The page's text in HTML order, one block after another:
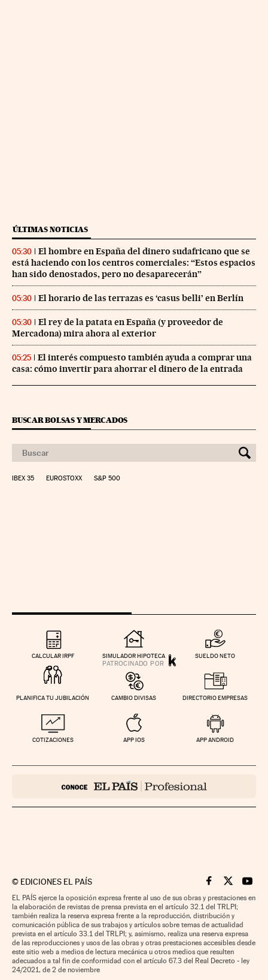
ÚLTIMAS NOTICIAS
05:30
El hombre en España del dinero sudafricano que se
está haciendo con los centros comerciales: “Estos espacios
han sido denostados, pero no desaparecerán”
05:30 El horario de las terrazas es ‘casus belli’ en Berlín
05:30
El rey de la patata en España (y proveedor de
Mercadona) mira ahora al exterior
05:25
El interés compuesto también ayuda a comprar una
casa: cómo invertir para ahorrar el dinero de la entrada
BUSCAR BOLSAS Y MERCADOS
IBEX 35 EUROSTOXX S&P 500
CALCULAR IRPF SIMULADOR HIPOTECA SUELDO NETO
PLANIFICA TU JUBILACIÓN CAMBIO DIVISAS DIRECTORIO EMPRESAS
COTIZACIONES APP IOS APP ANDROID
© EDICIONES EL PAÍS Cinco Días en
Cinco Días
Cinco
EL PAÍS ejerce la oposición expresa frente al uso de sus obras y prestaciones en
la elaboración de revistas de prensa prevista en el artículo 32.1 del TRLPI;
también realiza la reserva expresa frente a la reproducción, distribución y
comunicación pública de sus trabajos y artículos sobre temas de actualidad
prevista en el artículo 33.1 del TRLPI; y, asimismo, realiza una reserva expresa
de las reproducciones y usos de las obras y otras prestaciones accesibles desde
este sitio web a medios de lectura mecánica u otros medios que resulten
adecuados a tal fin de conformidad con el artículo 67.3 del Real Decreto - ley
24/2021, de 2 de noviembre